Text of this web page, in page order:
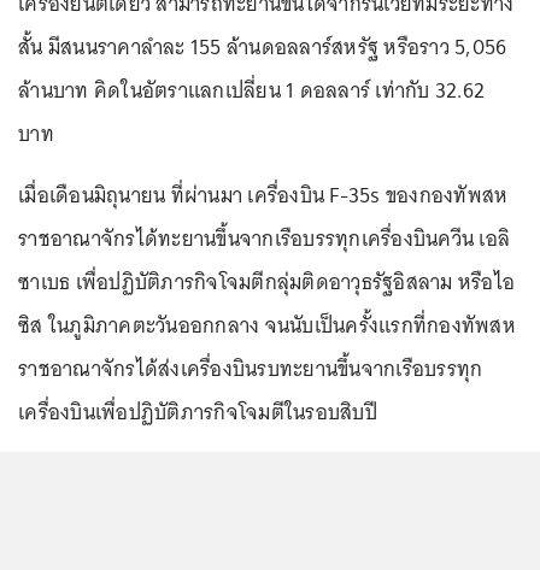
สั้น มีสนนราคาลำละ 155 ล้านดอลลาร์สหรัฐ หรือราว 5,056
ล้านบาท คิดในอัตราแลกเปลี่ยน 1 ดอลลาร์ เท่ากับ 32.62
บาท
เมื่อเดือนมิถุนายน ที่ผ่านมา เครื่องบิน F-35s ของกองทัพสห
ราชอาณาจักรได้ทะยานขึ้นจากเรือบรรทุกเครื่องบินควีน เอลิ
ซาเบธ เพื่อปฏิบัติภารกิจโจมตีกลุ่มติดอาวุธรัฐอิสลาม หรือไอ
ซิส ในภูมิภาคตะวันออกกลาง จนนับเป็นครั้งแรกที่กองทัพสห
ราชอาณาจักรได้ส่งเครื่องบินรบทะยานขึ้นจากเรือบรรทุก
เครื่องบินเพื่อปฏิบัติภารกิจโจมตีในรอบสิบปี